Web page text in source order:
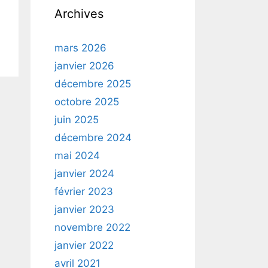
Archives
mars 2026
janvier 2026
décembre 2025
octobre 2025
juin 2025
décembre 2024
mai 2024
janvier 2024
février 2023
janvier 2023
novembre 2022
janvier 2022
avril 2021